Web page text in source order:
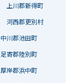
上川郡新得町
河西郡更別村
中川郡池田町
足寄郡陸別町
厚岸郡浜中町